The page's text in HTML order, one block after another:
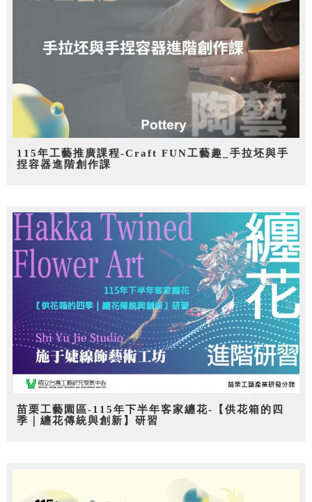
115年工藝推廣課程-Craft FUN工藝趣_手拉坯與手
捏容器進階創作課
苗栗工藝園區-115年下半年客家纏花-【供花箱的四
季｜纏花傳統與創新】研習